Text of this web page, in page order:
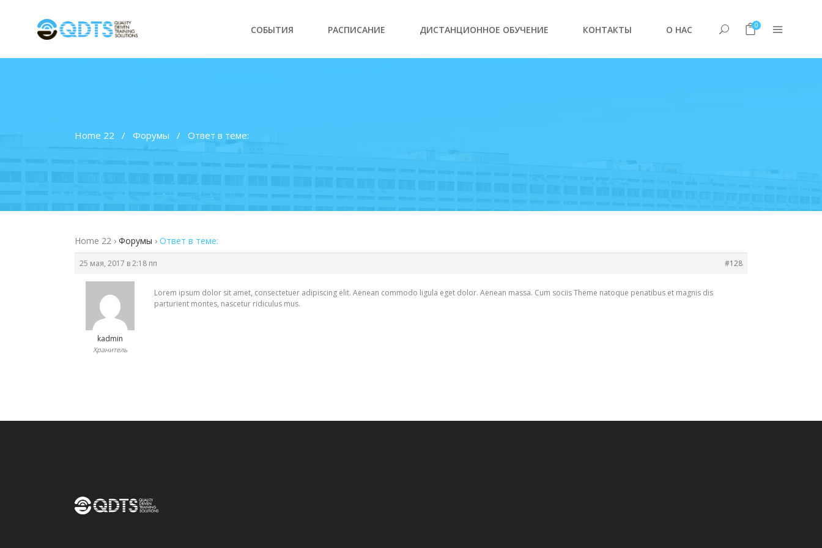
СОБЫТИЯ РАСПИСАНИЕ ДИСТАНЦИОННОЕ ОБУЧЕНИЕ КОНТАКТЫ О НАС 0
Home 22 / Форумы / Ответ в теме:
Home 22 › Форумы › Ответ в теме:
25 мая, 2017 в 2:18 пп #128
kadmin
Хранитель
Lorem ipsum dolor sit amet, consectetuer adipiscing elit. Aenean commodo ligula eget dolor. Aenean massa. Cum sociis Theme natoque penatibus et magnis dis
parturient montes, nascetur ridiculus mus.